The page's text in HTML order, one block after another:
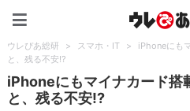
ウレぴあ総研 > スマホ・IT >
iPhoneにも
と、残る不安!?
iPhoneにもマイナカード
と、残る不安!?